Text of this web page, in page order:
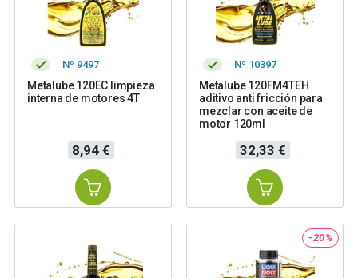
Nº 9497
Metalube 120EC limpieza
interna de motores 4T
Precio
8,94 €
Nº 10397
Metalube 120FM4TEH
aditivo anti fricción para
mezclar con aceite de
motor 120ml
Precio
32,33 €
-20%